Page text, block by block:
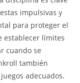
impulsivas y
para proteger el
establecer límites
cuando se
también
adecuados.